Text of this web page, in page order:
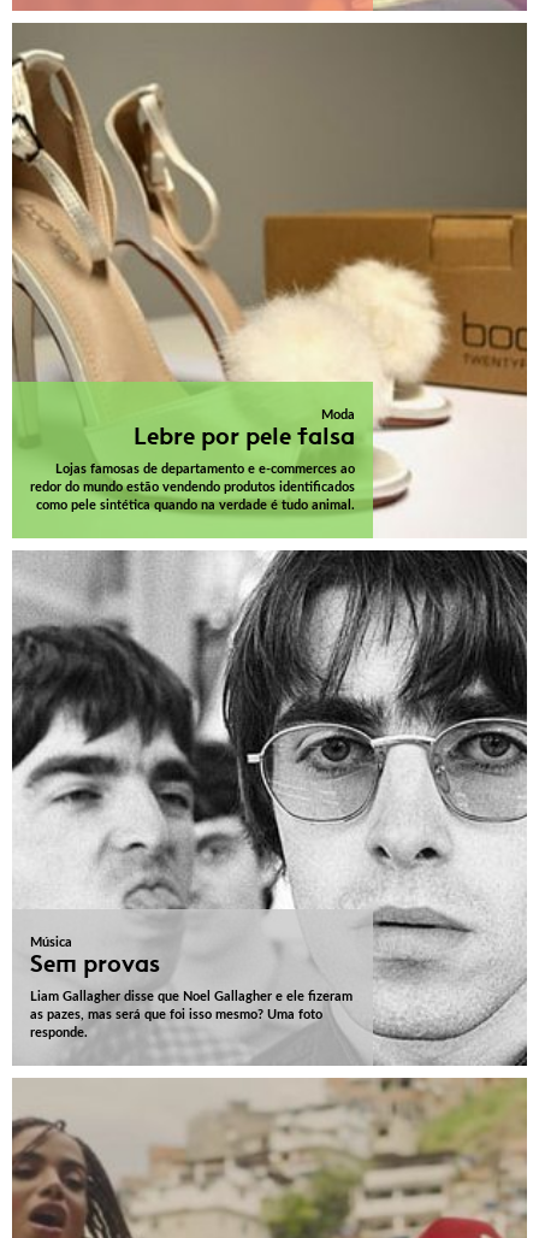
Moda
Lebre por pele falsa
Lojas famosas de departamento e e-commerces ao
redor do mundo estão vendendo produtos identificados
como pele sintética quando na verdade é tudo animal.
Música
Sem provas
Liam Gallagher disse que Noel Gallagher e ele fizeram
as pazes, mas será que foi isso mesmo? Uma foto
responde.